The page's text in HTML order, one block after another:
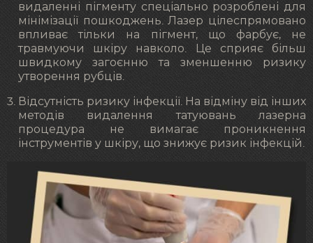
видаленні пігменту спеціально розроблені для
мінімізації пошкоджень. Лазер цілеспрямовано
впливає тільки на пігмент, що фарбує, не
травмуючи шкіру навколо. Це сприяє більш
швидкому загоєнню та зменшенню ризику
утворення рубців.
Відсутність ризику інфекції. На відміну від інших
методів видалення татуювань лазерна
процедура не вимагає проникнення
інструментів у шкіру, що знижує ризик інфекцій.